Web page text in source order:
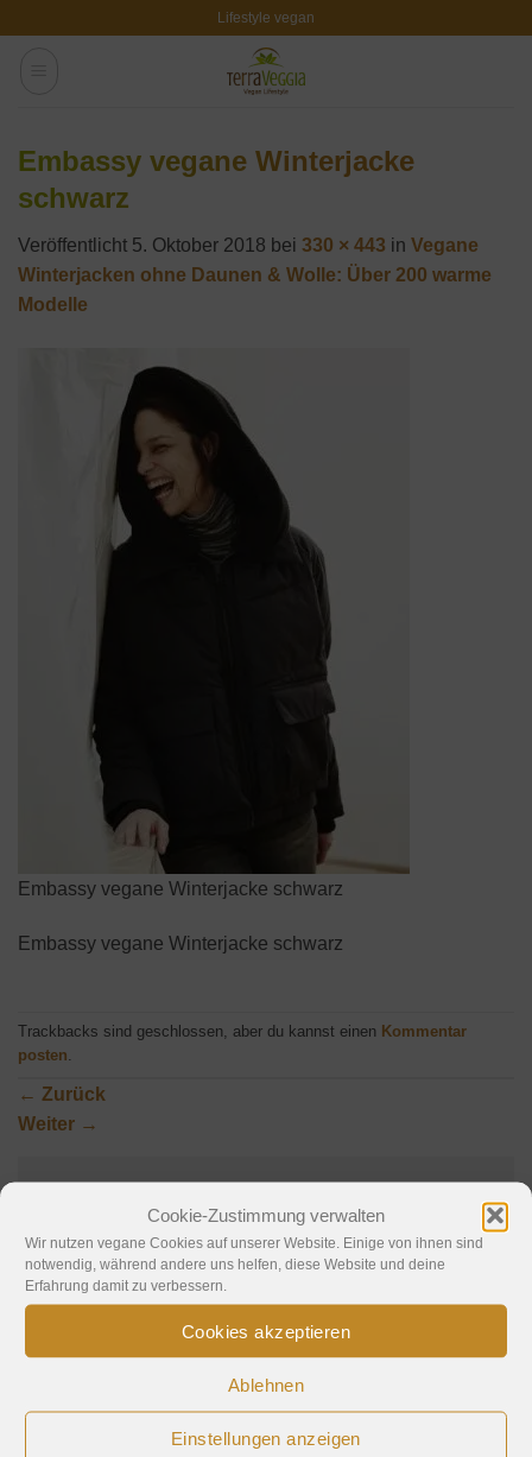
Cookie-Zustimmung verwalten
Wir nutzen vegane Cookies auf unserer Website. Einige von ihnen sind
notwendig, während andere uns helfen, diese Website und deine
Erfahrung damit zu verbessern.
Cookies akzeptieren
Ablehnen
Einstellungen anzeigen
Lifestyle vegan
Embassy vegane Winterjacke
schwarz
Veröffentlicht 5. Oktober 2018 bei 330 × 443 in Vegane
Winterjacken ohne Daunen & Wolle: Über 200 warme
Modelle
Embassy vegane Winterjacke schwarz
Embassy vegane Winterjacke schwarz
Trackbacks sind geschlossen, aber du kannst einen Kommentar
posten
← Zurück
Weiter →
Schreibe einen Kommentar
Deine E-Mail-Adresse wird nicht veröffentlicht.